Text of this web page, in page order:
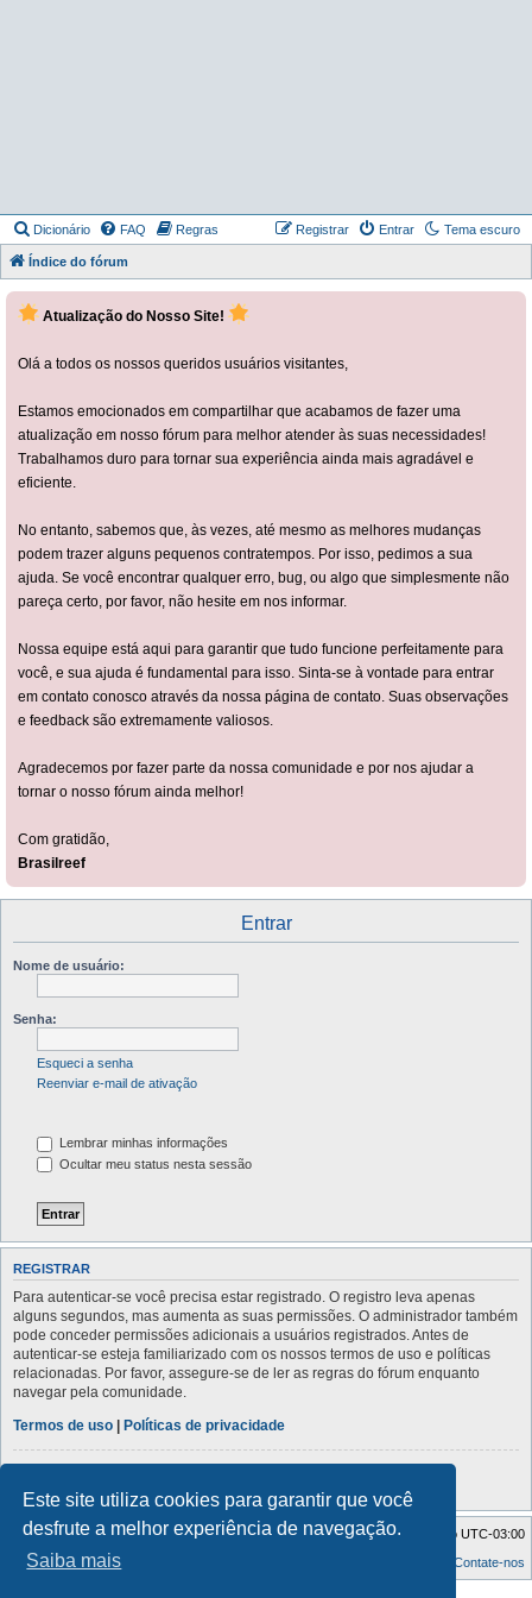
Este site utiliza cookies para garantir que você
desfrute a melhor experiência de navegação.
Saiba mais
Tema escuro
Dicionário FAQ Regras Entrar
Registrar
Índice do fórum
Atualização do Nosso Site!
Olá a todos os nossos queridos usuários visitantes,
Estamos emocionados em compartilhar que acabamos de fazer uma
atualização em nosso fórum para melhor atender às suas necessidades!
Trabalhamos duro para tornar sua experiência ainda mais agradável e
eficiente.
No entanto, sabemos que, às vezes, até mesmo as melhores mudanças
podem trazer alguns pequenos contratempos. Por isso, pedimos a sua
ajuda. Se você encontrar qualquer erro, bug, ou algo que simplesmente não
pareça certo, por favor, não hesite em nos informar.
Nossa equipe está aqui para garantir que tudo funcione perfeitamente para
você, e sua ajuda é fundamental para isso. Sinta-se à vontade para entrar
em contato conosco através da nossa página de contato. Suas observações
e feedback são extremamente valiosos.
Agradecemos por fazer parte da nossa comunidade e por nos ajudar a
tornar o nosso fórum ainda melhor!
Com gratidão,
Brasilreef
Entrar
Nome de usuário:
Senha:
Esqueci a senha
Reenviar e-mail de ativação
Lembrar minhas informações
Ocultar meu status nesta sessão
REGISTRAR
Para autenticar-se você precisa estar registrado. O registro leva apenas
alguns segundos, mas aumenta as suas permissões. O administrador também
pode conceder permissões adicionais a usuários registrados. Antes de
autenticar-se esteja familiarizado com os nossos termos de uso e políticas
relacionadas. Por favor, assegure-se de ler as regras do fórum enquanto
navegar pela comunidade.
Termos de uso | Políticas de privacidade
Índice do fórum Todos os horários são UTC-03:00
Excluir cookies
Contate-nos